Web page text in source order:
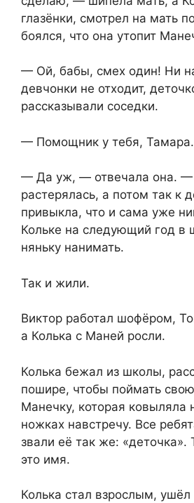
глазёнки, смотрел на мать
боялся, что она утопит
— Ой, бабы, смех один! Ни
девчонки не отходит,
рассказывали соседки.
— Помощник у тебя, Тамара.
— Да уж, — отвечала она. —
растерялась, а потом так к
привыкла, что и сама уже
Кольке на следующий год в
няньку нанимать.
Так и жили.
Виктор работал шофёром,
а Колька с Маней росли.
Колька бежал из школы,
пошире, чтобы поймать
Манечку, которая ковыляла
ножках навстречу. Все
звали её так же: «деточка».
это имя.
Колька стал взрослым,